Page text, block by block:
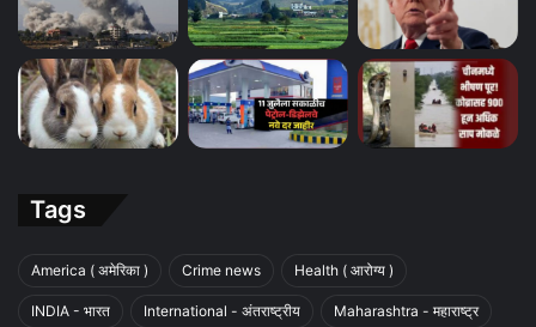
Tags
America ( अमेरिका ) Crime news Health ( आरोग्य )
INDIA - भारत International - अंतराष्ट्रीय Maharashtra - महाराष्ट्र